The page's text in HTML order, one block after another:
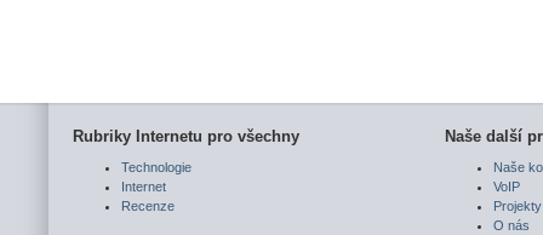
Rubriky Internetu pro všechny
Technologie
Internet
Recenze
Naše další
Naše
VoIP
Projekty
O nás